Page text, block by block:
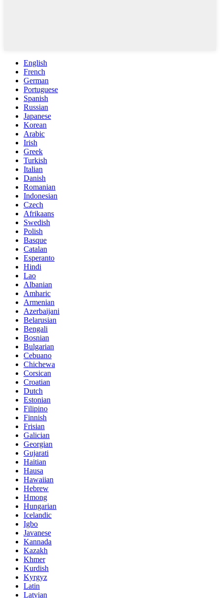
English
French
German
Portuguese
Spanish
Russian
Japanese
Korean
Arabic
Irish
Greek
Turkish
Italian
Danish
Romanian
Indonesian
Czech
Afrikaans
Swedish
Polish
Basque
Catalan
Esperanto
Hindi
Lao
Albanian
Amharic
Armenian
Azerbaijani
Belarusian
Bengali
Bosnian
Bulgarian
Cebuano
Chichewa
Corsican
Croatian
Dutch
Estonian
Filipino
Finnish
Frisian
Galician
Georgian
Gujarati
Haitian
Hausa
Hawaiian
Hebrew
Hmong
Hungarian
Icelandic
Igbo
Javanese
Kannada
Kazakh
Khmer
Kurdish
Kyrgyz
Latin
Latvian